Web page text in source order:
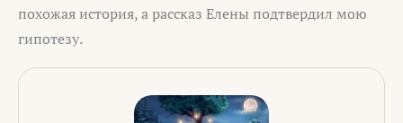
похожая история, а рассказ Елены подтвердил мою
гипотезу.